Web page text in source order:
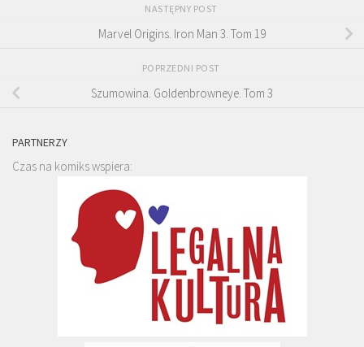
NASTĘPNY POST
Marvel Origins. Iron Man 3. Tom 19
POPRZEDNI POST
Szumowina. Goldenbrowneye. Tom 3
PARTNERZY
Czas na komiks wspiera: